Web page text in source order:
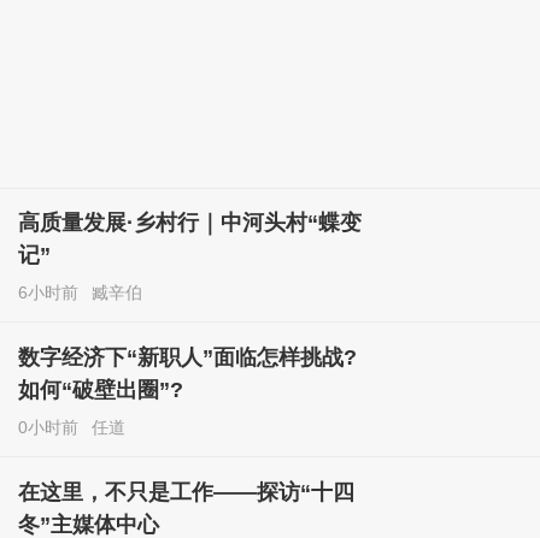
高质量发展·乡村行｜中河头村“蝶变
记”
6小时前 臧辛伯
数字经济下“新职人”面临怎样挑战?
如何“破壁出圈”?
0小时前 任道
在这里，不只是工作——探访“十四
冬”主媒体中心